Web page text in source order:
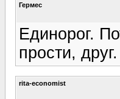
Гермес
Единорог.
прости, друг.
rita-economist